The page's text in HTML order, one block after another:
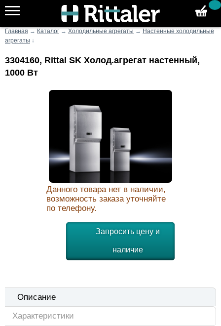
Главная → Каталог → Холодильные агрегаты → Настенные холодильные
агрегаты ↓
3304160, Rittal SK Холод.агрегат настенный,
1000 Вт
Данного товара нет в наличии,
возможность заказа уточняйте
по телефону.
Запросить цену и
наличие
Описание
Характеристики